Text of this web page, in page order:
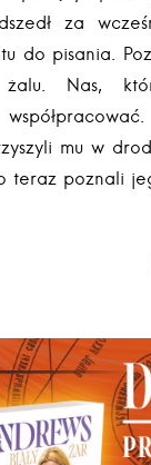
za
do pisania.
Nas,
mu w
teraz poznali